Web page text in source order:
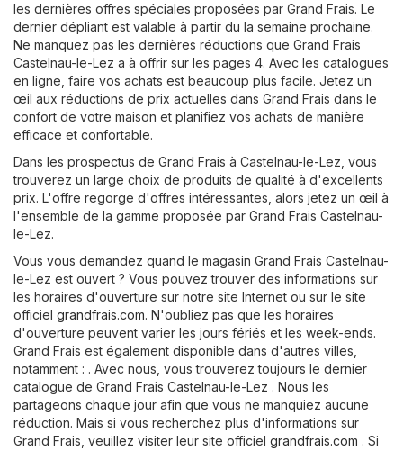
les dernières offres spéciales proposées par Grand Frais. Le
dernier dépliant est valable à partir du la semaine prochaine.
Ne manquez pas les dernières réductions que Grand Frais
Castelnau-le-Lez a à offrir sur les pages 4. Avec les catalogues
en ligne, faire vos achats est beaucoup plus facile. Jetez un
œil aux réductions de prix actuelles dans Grand Frais dans le
confort de votre maison et planifiez vos achats de manière
efficace et confortable.
Dans les prospectus de Grand Frais à Castelnau-le-Lez, vous
trouverez un large choix de produits de qualité à d'excellents
prix. L'offre regorge d'offres intéressantes, alors jetez un œil à
l'ensemble de la gamme proposée par Grand Frais Castelnau-
le-Lez.
Vous vous demandez quand le magasin Grand Frais Castelnau-
le-Lez est ouvert ? Vous pouvez trouver des informations sur
les horaires d'ouverture sur notre site Internet ou sur le site
officiel grandfrais.com. N'oubliez pas que les horaires
d'ouverture peuvent varier les jours fériés et les week-ends.
Grand Frais est également disponible dans d'autres villes,
notamment : . Avec nous, vous trouverez toujours le dernier
catalogue de Grand Frais Castelnau-le-Lez . Nous les
partageons chaque jour afin que vous ne manquiez aucune
réduction. Mais si vous recherchez plus d'informations sur
Grand Frais, veuillez visiter leur site officiel grandfrais.com . Si